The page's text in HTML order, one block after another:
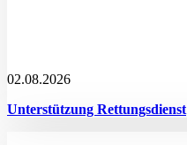
02.08.2026
Unterstützung Rettungsdienst